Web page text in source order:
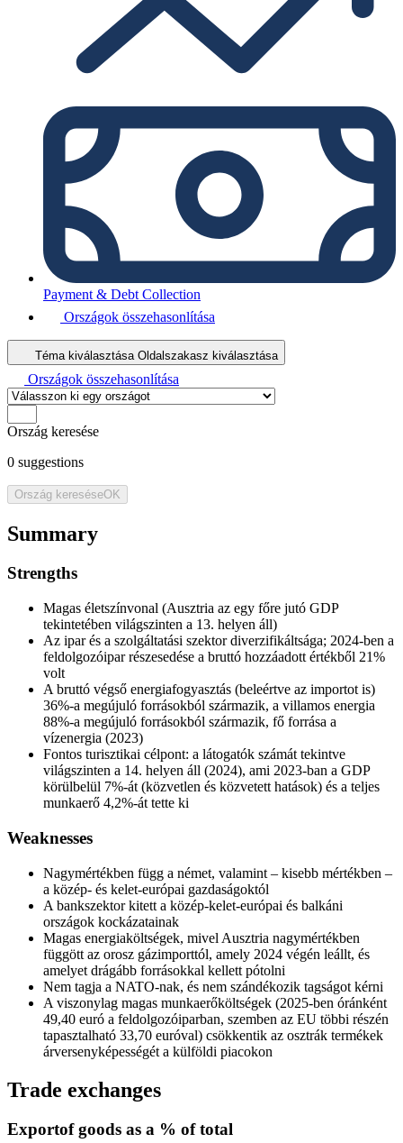
Payment & Debt Collection
Országok összehasonlítása
Téma kiválasztása Oldalszakasz kiválasztása
Országok összehasonlítása
Ország keresése
0 suggestions
Ország kereséseOK
Summary
Strengths
Magas életszínvonal (Ausztria az egy főre jutó GDP
tekintetében világszinten a 13. helyen áll)
Az ipar és a szolgáltatási szektor diverzifikáltsága; 2024-ben a
feldolgozóipar részesedése a bruttó hozzáadott értékből 21%
volt
A bruttó végső energiafogyasztás (beleértve az importot is)
36%-a megújuló forrásokból származik, a villamos energia
88%-a megújuló forrásokból származik, fő forrása a
vízenergia (2023)
Fontos turisztikai célpont: a látogatók számát tekintve
világszinten a 14. helyen áll (2024), ami 2023-ban a GDP
körülbelül 7%-át (közvetlen és közvetett hatások) és a teljes
munkaerő 4,2%-át tette ki
Weaknesses
Nagymértékben függ a német, valamint – kisebb mértékben –
a közép- és kelet-európai gazdaságoktól
A bankszektor kitett a közép-kelet-európai és balkáni
országok kockázatainak
Magas energiaköltségek, mivel Ausztria nagymértékben
függött az orosz gázimporttól, amely 2024 végén leállt, és
amelyet drágább forrásokkal kellett pótolni
Nem tagja a NATO-nak, és nem szándékozik tagságot kérni
A viszonylag magas munkaerőköltségek (2025-ben óránként
49,40 euró a feldolgozóiparban, szemben az EU többi részén
tapasztalható 33,70 euróval) csökkentik az osztrák termékek
árversenyképességét a külföldi piacokon
Trade exchanges
Exportof goods as a % of total